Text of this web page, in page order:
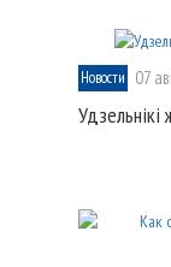
Новости 07
Удзельнікі